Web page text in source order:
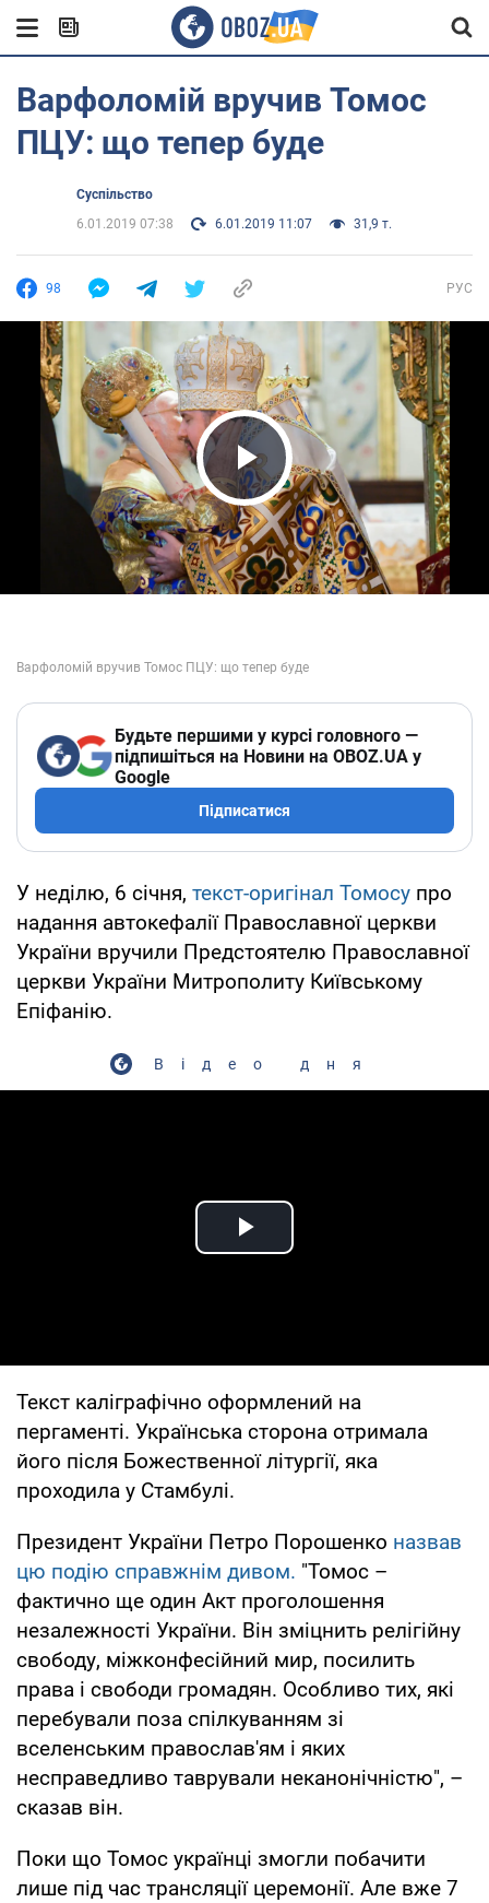
Варфоломій вручив Томос
ПЦУ: що тепер буде
Суспільство
6.01.2019 07:38
6.01.2019 11:07 31,9 т.
98 РУС
Play Video
Будьте першими у курсі головного —
підпишіться на Новини на OBOZ.UA у
Google
Підписатися
У неділю, 6 січня, текст-оригінал Томосу про
надання автокефалії Православної церкви
України вручили Предстоятелю Православної
церкви України Митрополиту Київському
Епіфанію.
Відео дня
Play Video
Текст каліграфічно оформлений на
пергаменті. Українська сторона отримала
його після Божественної літургії, яка
проходила у Стамбулі.
Президент України Петро Порошенко назвав
цю подію справжнім дивом. "Томос –
фактично ще один Акт проголошення
незалежності України. Він зміцнить релігійну
свободу, міжконфесійний мир, посилить
права і свободи громадян. Особливо тих, які
перебували поза спілкуванням зі
вселенським православ'ям і яких
несправедливо таврували неканонічністю", –
сказав він.
Поки що Томос українці змогли побачити
лише під час трансляції церемонії. Але вже 7